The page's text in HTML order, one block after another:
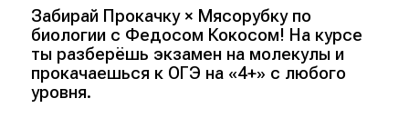
Забирай Прокачку × Мясорубку по
биологии с Федосом Кокосом! На курсе
ты разберёшь экзамен на молекулы и
прокачаешься к ОГЭ на «4+» с любого
уровня.